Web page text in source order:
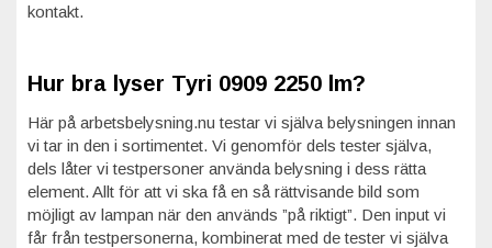
kontakt.
Hur bra lyser Tyri 0909 2250 lm?
Här på arbetsbelysning.nu testar vi själva belysningen innan
vi tar in den i sortimentet. Vi genomför dels tester själva,
dels låter vi testpersoner använda belysning i dess rätta
element. Allt för att vi ska få en så rättvisande bild som
möjligt av lampan när den används ”på riktigt”. Den input vi
får från testpersonerna, kombinerat med de tester vi själva